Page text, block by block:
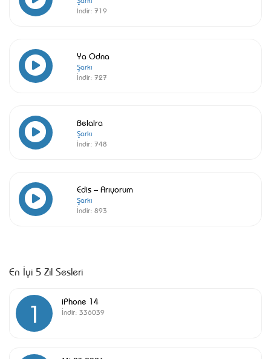
İndir: 719
Ya Odna
Şarkı
İndir: 727
Belalra
Şarkı
İndir: 748
Edis – Arıyorum
Şarkı
İndir: 893
En İyi 5 Zil Sesleri
1 iPhone 14
İndir: 336039